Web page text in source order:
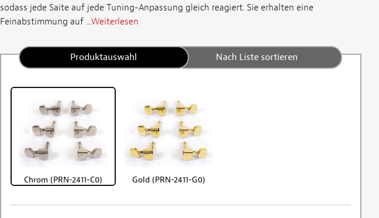
sodass jede Saite auf jede Tuning-Anpassung gleich reagiert. Sie erhalten eine
Feinabstimmung auf ...Weiterlesen
Produktauswahl Nach Liste sortieren
Chrom (PRN-2411-C0) Gold (PRN-2411-G0)